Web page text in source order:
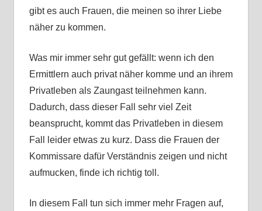
gibt es auch Frauen, die meinen so ihrer Liebe
näher zu kommen.
Was mir immer sehr gut gefällt: wenn ich den
Ermittlern auch privat näher komme und an ihrem
Privatleben als Zaungast teilnehmen kann.
Dadurch, dass dieser Fall sehr viel Zeit
beansprucht, kommt das Privatleben in diesem
Fall leider etwas zu kurz. Dass die Frauen der
Kommissare dafür Verständnis zeigen und nicht
aufmucken, finde ich richtig toll.
In diesem Fall tun sich immer mehr Fragen auf,